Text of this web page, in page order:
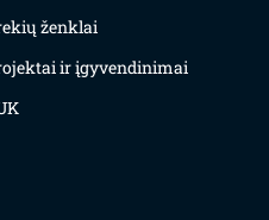
ženklai
ir įgyvendinimai